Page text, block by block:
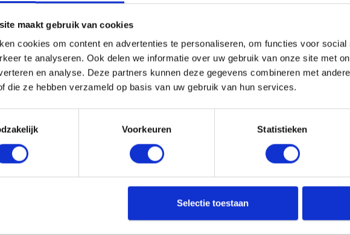
maakt gebruik van cookies
cookies om content en advertenties te personaliseren, om functies voor social
te analyseren. Ook delen we informatie over uw gebruik van onze site met
en analyse. Deze partners kunnen deze gegevens combineren met
die ze hebben verzameld op basis van uw gebruik van hun services.
Voorkeuren Statistieken
Selectie toestaan
verzekerd voor schade aan uw electronica. Mocht u voor uw
ontvangen, dan leveren wij deze uiteraard aan u aan.
28 voor meer informatie of maakdirect online een
in Rotterdam.